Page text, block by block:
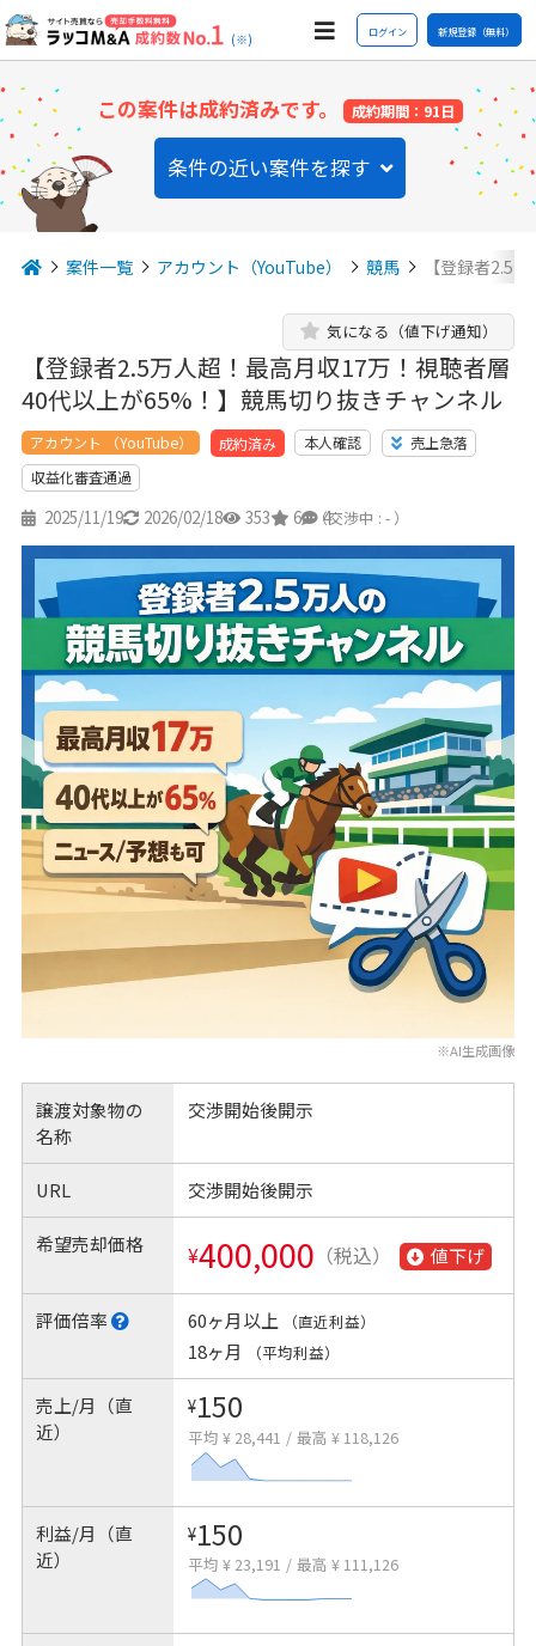
(※) ログイン 新規登録（無料）
この案件は成約済みです。 成約期間：91日
条件の近い案件を探す
案件一覧 アカウント（YouTube） 競馬 【登録者2.5
【登録者2.5万人超！最高月収17万！視聴者層
40代以上が65%！】競馬切り抜きチャンネル
気になる（値下げ通知）
アカウント （YouTube） 成約済み 本人確認
売上急落
収益化審査通過
2025/11/19 2026/02/18 353 6 4
（交渉中 : - ）
※AI生成画像
譲渡対象物の
名称
交渉開始後開示
URL 交渉開始後開示
希望売却価格 ¥400,000 （税込） 値下げ
評価倍率 60ヶ月以上 （直近利益）
18ヶ月 （平均利益）
売上/月（直
近）
¥150
平均 ¥ 28,441 / 最高 ¥ 118,126
利益/月（直
近）
¥150
平均 ¥ 23,191 / 最高 ¥ 111,126